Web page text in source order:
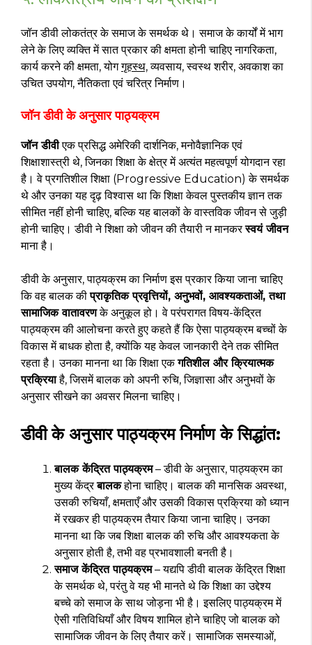
जॉन डीवी लोकतंत्र के समाज के समर्थक थे। समाज के कार्यों में भाग
लेने के लिए व्यक्ति में सात प्रकार की क्षमता होनी चाहिए नागरिकता,
कार्य करने की क्षमता, योगगृहस्थ,व्यवसाय, स्वस्थ शरीर, अवकाश का
उचित उपयोग, नैतिकता एवं चरित्र निर्माण।
जॉन डीवी के अनुसार पाठ्यक्रम
जॉन डीवीएक प्रसिद्ध अमेरिकी दार्शनिक, मनोवैज्ञानिक एवं
शिक्षाशास्त्री थे, जिनका शिक्षा के क्षेत्र में अत्यंत महत्वपूर्ण योगदान रहा
है। वे प्रगतिशील शिक्षा (Progressive Education) के समर्थक
थे और उनका यह दृढ़ विश्वास था कि शिक्षा केवल पुस्तकीय ज्ञान तक
सीमित नहीं होनी चाहिए, बल्कि यह बालकों के वास्तविक जीवन से जुड़ी
होनी चाहिए। डीवी ने शिक्षा को जीवन की तैयारी न मानकरस्वयं जीवन
माना है।
डीवी के अनुसार, पाठ्यक्रम का निर्माण इस प्रकार किया जाना चाहिए
कि वह बालक कीप्राकृतिक प्रवृत्तियों, अनुभवों, आवश्यकताओं, तथा
सामाजिक वातावरणके अनुकूल हो। वे परंपरागत विषय-केंद्रित
पाठ्यक्रम की आलोचना करते हुए कहते हैं कि ऐसा पाठ्यक्रम बच्चों के
विकास में बाधक होता है, क्योंकि यह केवल जानकारी देने तक सीमित
रहता है। उनका मानना था कि शिक्षा एकगतिशील और क्रियात्मक
प्रक्रियाहै, जिसमें बालक को अपनी रुचि, जिज्ञासा और अनुभवों के
अनुसार सीखने का अवसर मिलना चाहिए।
डीवी के अनुसार पाठ्यक्रम निर्माण के सिद्धांत:
बालक केंद्रित पाठ्यक्रम– डीवी के अनुसार, पाठ्यक्रम का
मुख्य केंद्रबालकहोना चाहिए। बालक की मानसिक अवस्था,
उसकी रुचियाँ, क्षमताएँ और उसकी विकास प्रक्रिया को ध्यान
में रखकर ही पाठ्यक्रम तैयार किया जाना चाहिए। उनका
मानना था कि जब शिक्षा बालक की रुचि और आवश्यकता के
अनुसार होती है, तभी वह प्रभावशाली बनती है।
समाज केंद्रित पाठ्यक्रम– यद्यपि डीवी बालक केंद्रित शिक्षा
के समर्थक थे, परंतु वे यह भी मानते थे कि शिक्षा का उद्देश्य
बच्चे को समाज के साथ जोड़ना भी है। इसलिए पाठ्यक्रम में
ऐसी गतिविधियाँ और विषय शामिल होने चाहिए जो बालक को
सामाजिक जीवन के लिए तैयार करें। सामाजिक समस्याओं,